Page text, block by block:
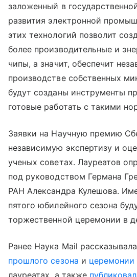
заложенный в
развития электронной
этих технологий позволит
более производительные и
чипы, а значит, обеспечит
производстве собственных
будут созданы инструменты
готовые работать с такими
Заявки на Научную премию
независимую экспертизу и
ученых советах. Лауреатов
под руководством Германа
РАН Александра Кулешова.
пятого юбилейного сезона
торжественной церемонии в
Ранее Наука Mail
прошлого сезона и церемонии
лауреатах, а также